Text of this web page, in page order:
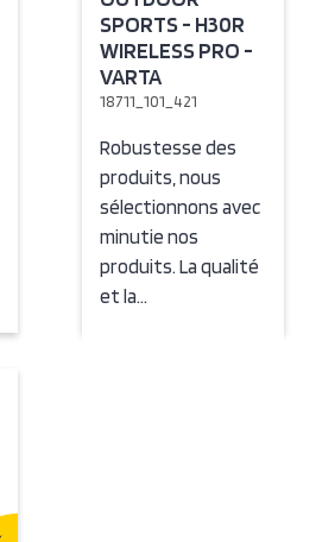
SPORTS - H30R
WIRELESS PRO -
VARTA
18711_101_421
Robustesse des
produits, nous
sélectionnons avec
minutie nos
produits. La qualité
et la…